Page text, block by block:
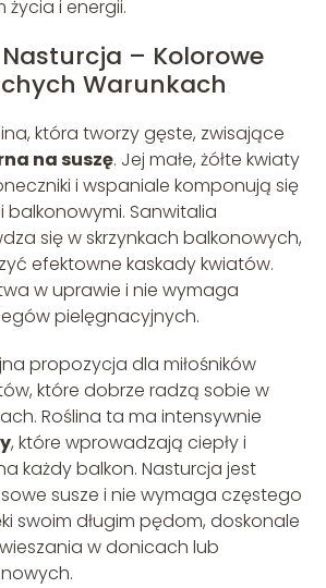
życia i energii.
– Kolorowe
Warunkach
która tworzy gęste, zwisające
na suszę. Jej małe, żółte kwiaty
i wspaniale komponują się
balkonowymi. Sanwitalia
się w skrzynkach balkonowych,
efektowne kaskady kwiatów.
w uprawie i nie wymaga
pielęgnacyjnych.
propozycja dla miłośników
które dobrze radzą sobie w
Roślina ta ma intensywnie
, które wprowadzają ciepły i
każdy balkon. Nasturcja jest
susze i nie wymaga częstego
swoim długim pędom, doskonale
w donicach lub